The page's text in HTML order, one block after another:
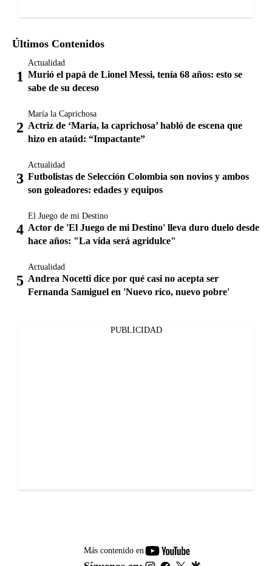
Últimos Contenidos
Actualidad
Murió el papá de Lionel Messi, tenía 68 años: esto se
sabe de su deceso
María la Caprichosa
Actriz de ‘María, la caprichosa’ habló de escena que
hizo en ataúd: “Impactante”
Actualidad
Futbolistas de Selección Colombia son novios y ambos
son goleadores: edades y equipos
El Juego de mi Destino
Actor de 'El Juego de mi Destino' lleva duro duelo desde
hace años: "La vida será agridulce"
Actualidad
Andrea Nocetti dice por qué casi no acepta ser
Fernanda Samiguel en 'Nuevo rico, nuevo pobre'
PUBLICIDAD
Más contenido en
youtube-
footer